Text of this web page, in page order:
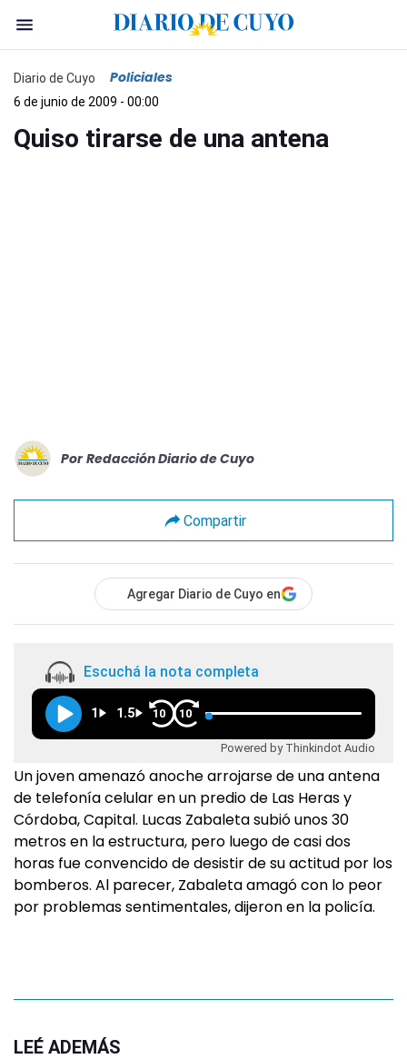
Diario de Cuyo Policiales
6 de junio de 2009 - 00:00
Quiso tirarse de una antena
Por Redacción Diario de Cuyo
Compartir
Agregar Diario de Cuyo en
Escuchá la nota completa
1 1.5 10 10
Powered by Thinkindot Audio
Un joven amenazó anoche arrojarse de una antena
de telefonía celular en un predio de Las Heras y
Córdoba, Capital. Lucas Zabaleta subió unos 30
metros en la estructura, pero luego de casi dos
horas fue convencido de desistir de su actitud por los
bomberos. Al parecer, Zabaleta amagó con lo peor
por problemas sentimentales, dijeron en la policía.
LEÉ ADEMÁS